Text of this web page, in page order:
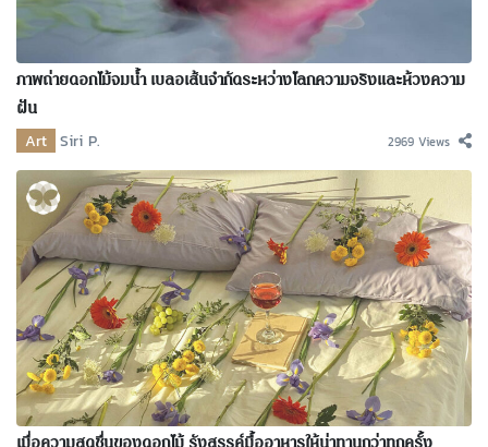
ภาพถ่ายดอกไม้จมน้ำ เบลอเส้นจำกัดระหว่างโลกความจริงและห้วงความ
ฝัน
Art Siri P. 2969 Views